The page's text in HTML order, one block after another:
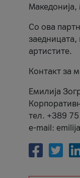
Со ова
артистите.
Контакт за
Емилија
тел. +389
e-mail: